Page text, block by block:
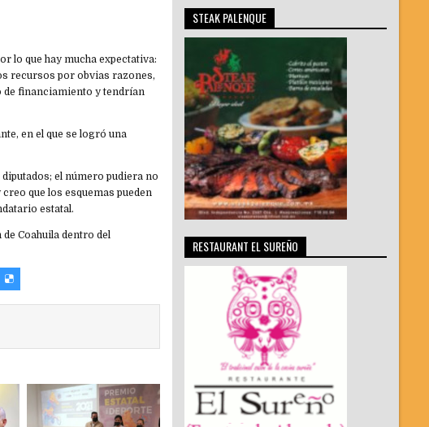
lo que hay mucha expectativa:
recursos por obvias razones,
de financiamiento y tendrían
en el que se logró una
diputados; el número pudiera no
que los esquemas pueden
estatal.
de Coahuila dentro del
STEAK PALENQUE
RESTAURANT EL SUREÑO